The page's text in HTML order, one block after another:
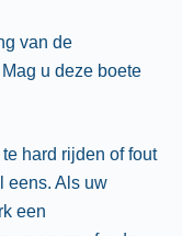
van de
u deze boete
hard rijden of fout
eens. Als uw
een